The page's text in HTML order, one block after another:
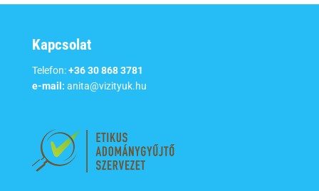
Kapcsolat
Telefon:+36 30 868 3781
e-mail: anita@vizityuk.hu